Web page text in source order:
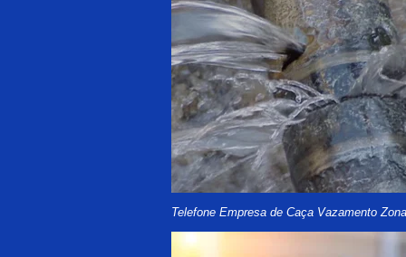
Telefone Empresa de Caça Vazamento